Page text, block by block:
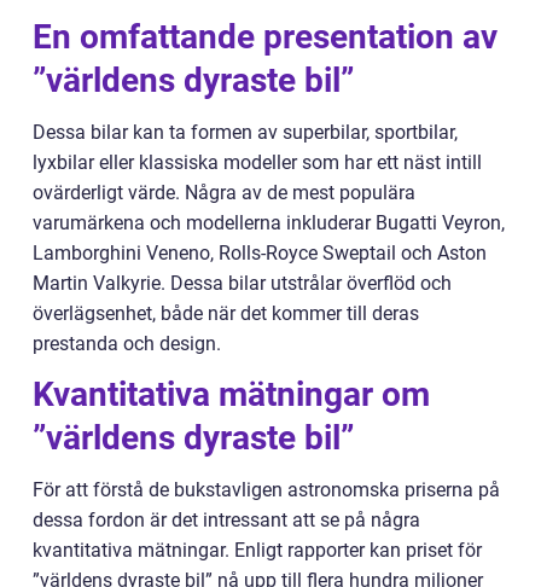
En omfattande presentation av
”världens dyraste bil”
Dessa bilar kan ta formen av superbilar, sportbilar,
lyxbilar eller klassiska modeller som har ett näst intill
ovärderligt värde. Några av de mest populära
varumärkena och modellerna inkluderar Bugatti Veyron,
Lamborghini Veneno, Rolls-Royce Sweptail och Aston
Martin Valkyrie. Dessa bilar utstrålar överflöd och
överlägsenhet, både när det kommer till deras
prestanda och design.
Kvantitativa mätningar om
”världens dyraste bil”
För att förstå de bukstavligen astronomska priserna på
dessa fordon är det intressant att se på några
kvantitativa mätningar. Enligt rapporter kan priset för
”världens dyraste bil” nå upp till flera hundra miljoner